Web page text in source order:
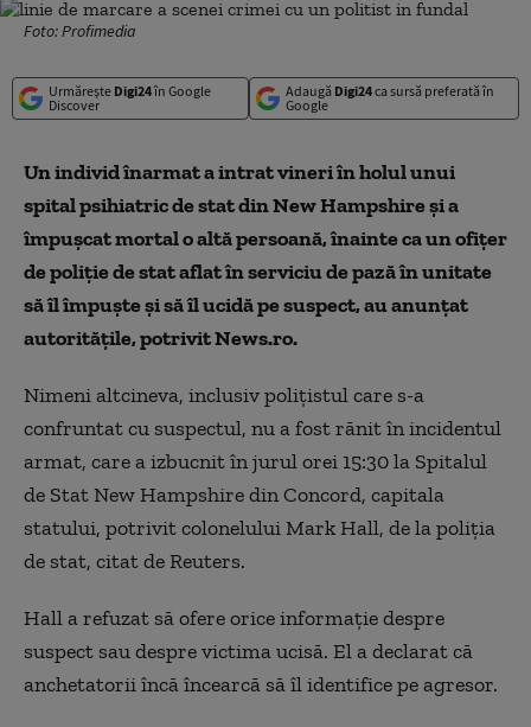
Foto: Profimedia
Urmărește Digi24în Google
Discover
Adaugă Digi24ca sursă preferată în
Google
Un individ înarmat a intrat vineri în holul unui
spital psihiatric de stat din New Hampshire şi a
împuşcat mortal o altă persoană, înainte ca un ofiţer
de poliţie de stat aflat în serviciu de pază în unitate
să îl împuşte şi să îl ucidă pe suspect, au anunţat
autorităţile, potrivit News.ro.
Nimeni altcineva, inclusiv poliţistul care s-a
confruntat cu suspectul, nu a fost rănit în incidentul
armat, care a izbucnit în jurul orei 15:30 la Spitalul
de Stat New Hampshire din Concord, capitala
statului, potrivit colonelului Mark Hall, de la poliţia
de stat, citat de Reuters.
Hall a refuzat să ofere orice informaţie despre
suspect sau despre victima ucisă. El a declarat că
anchetatorii încă încearcă să îl identifice pe agresor.